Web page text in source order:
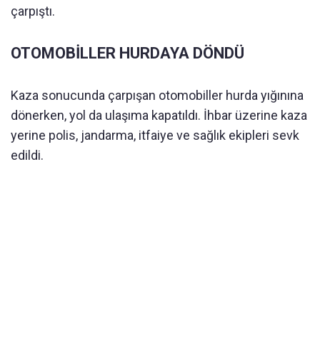
çarpıştı.
OTOMOBİLLER HURDAYA DÖNDÜ
Kaza sonucunda çarpışan otomobiller hurda yığınına
dönerken, yol da ulaşıma kapatıldı. İhbar üzerine kaza
yerine polis, jandarma, itfaiye ve sağlık ekipleri sevk
edildi.